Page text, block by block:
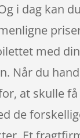
i dag kan
med din
Når du
at skulle
de